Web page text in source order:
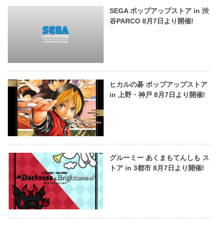
SEGA ポップアップストア in 渋
谷PARCO 8月7日より開催!
ヒカルの碁 ポップアップストア
in 上野・神戸 8月7日より開催!
グルーミー あくまもてんしも ス
トア in 3都市 8月7日より開催!